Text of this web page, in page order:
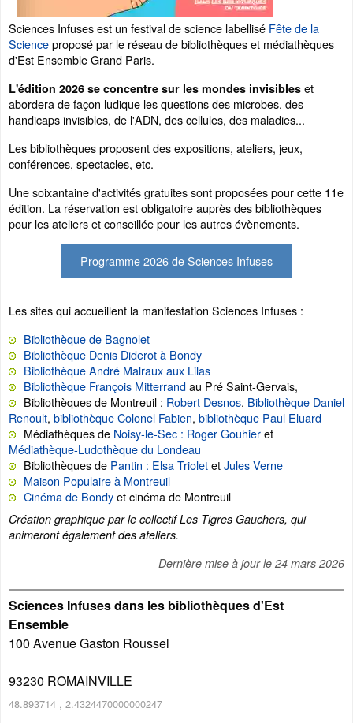
Sciences Infuses est un festival de science labellisé Fête de la
Scienceproposé par le réseau de bibliothèques et médiathèques
d'Est Ensemble Grand Paris.
L'édition 2026 se concentre sur les mondes invisibles et
abordera de façon ludique les questions des microbes, des
handicaps invisibles, de l'ADN, des cellules, des maladies...
Les bibliothèques proposent des expositions, ateliers, jeux,
conférences, spectacles, etc.
Une soixantaine d'activités gratuites sont proposées pour cette 11e
édition. La réservation est obligatoire auprès des bibliothèques
pour les ateliers et conseillée pour les autres évènements.
Programme 2026 de Sciences Infuses
Les sites qui accueillent la manifestation Sciences Infuses :
Bibliothèque de Bagnolet
Bibliothèque Denis Diderot à Bondy
Bibliothèque André Malraux aux Lilas
Bibliothèque François Mitterrandau Pré Saint-Gervais,
Bibliothèques de Montreuil : Robert Desnos, Bibliothèque Daniel
Renoult, bibliothèque Colonel Fabien, bibliothèque Paul Eluard
Médiathèques de Noisy-le-Sec : Roger Gouhieret
Médiathèque-Ludothèque du Londeau
Bibliothèques de Pantin : Elsa TrioletetJules Verne
Maison Populaire à Montreuil
Cinéma de Bondyet cinéma de Montreuil
Création graphique par le collectif Les Tigres Gauchers, qui
animeront également des ateliers.
Dernière mise à jour le 24 mars 2026
Sciences Infuses dans les bibliothèques d'Est
Ensemble
100 Avenue Gaston Roussel
93230 ROMAINVILLE
48.893714 , 2.4324470000000247